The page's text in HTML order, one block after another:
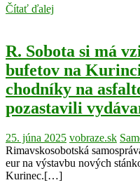
Čítať ďalej
R. Sobota si má
bufetov na
chodníky na
pozastavili
25. júna 2025 vobraze.sk
Rimavskosobotská
eur na výstavbu nových
Kurinec.[…]